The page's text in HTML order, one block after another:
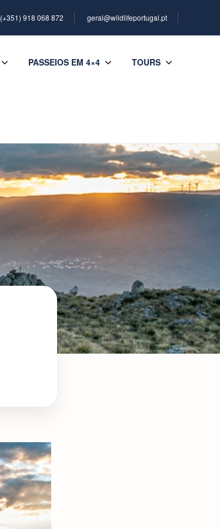
(+351) 918 068 872 geral@wildlifeportugal.pt
PASSEIOS EM 4×4 TOURS